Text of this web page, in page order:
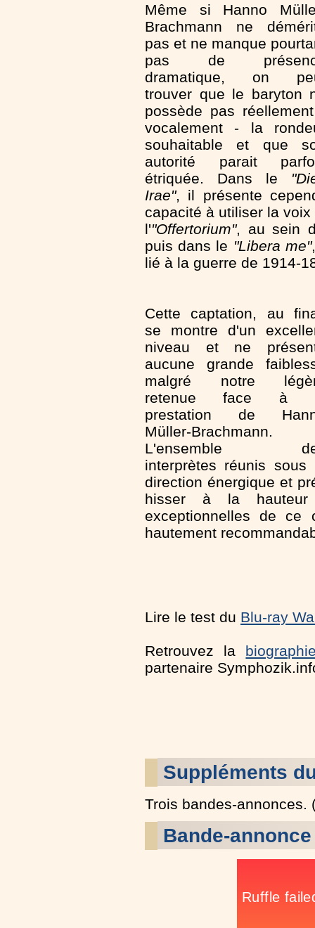
Même si Hanno
Brachmann ne
pas et ne manque
pas de
dramatique, on
trouver que le baryton
possède pas
vocalement - la
souhaitable et que
autorité parait
étriquée. Dans le
Irae", il présente
capacité à utiliser la
l'"Offertorium", au sein
puis dans le "Libera me"
lié à la guerre de 1914-
Cette captation, au
se montre d'un
niveau et ne
aucune grande
malgré notre
retenue face à
prestation de
Müller-Brachmann.
L'ensemble
interprètes réunis sous
direction énergique et
hisser à la hauteur
exceptionnelles de ce
hautement
Lire le test du Blu-ray
Retrouvez la
partenaire
Suppléments
Trois bandes-annonces.
Bande-